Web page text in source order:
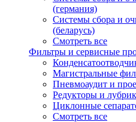
(германия)
Системы сбора и
(беларусь)
Смотреть все
Фильтры и сервисные
Магистральные
Пневмоаудит и
Редукторы и
Циклонные
Смотреть все